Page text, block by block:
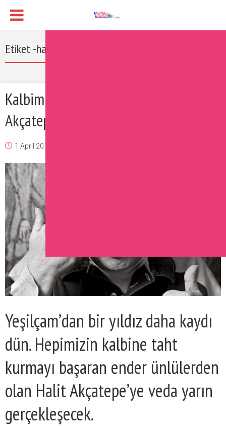
Etiket -halit akçatepe ölüm tarihi ve saati
Kalbimize Taht Kuran Halit
Akçatepe’ye Veda
1 April 2017
Yeşilçam’dan bir yıldız daha kaydı
dün. Hepimizin kalbine taht
kurmayı başaran ender ünlülerden
olan Halit Akçatepe’ye veda yarın
gerçekleşecek.